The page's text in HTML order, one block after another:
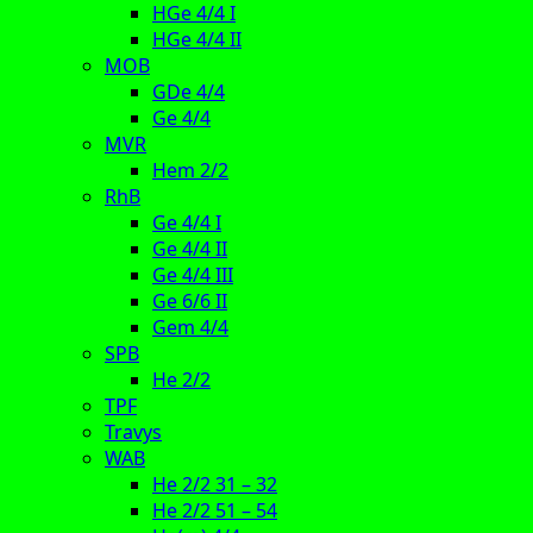
HGe 4/4 I
HGe 4/4 II
MOB
GDe 4/4
Ge 4/4
MVR
Hem 2/2
RhB
Ge 4/4 I
Ge 4/4 II
Ge 4/4 III
Ge 6/6 II
Gem 4/4
SPB
He 2/2
TPF
Travys
WAB
He 2/2 31 – 32
He 2/2 51 – 54